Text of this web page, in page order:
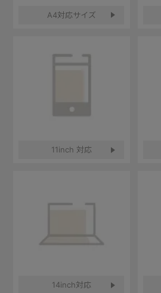
A4対応サイズ
11inch 対応
14inch対応